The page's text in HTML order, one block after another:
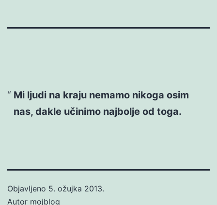
Mi ljudi na kraju nemamo nikoga osim
nas, dakle učinimo najbolje od toga.
Objavljeno 5. ožujka 2013.
Autor mojblog